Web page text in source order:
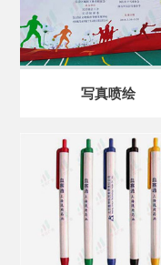
写真喷绘